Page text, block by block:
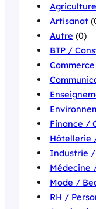
Artisanat
Autre (0)
BTP /
Finance /
Hôtellerie
Industrie
Médecine
Mode /
RH /